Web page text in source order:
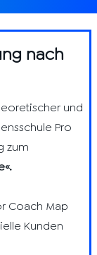
nach
und
Pro
zum
Coach Map
Kunden